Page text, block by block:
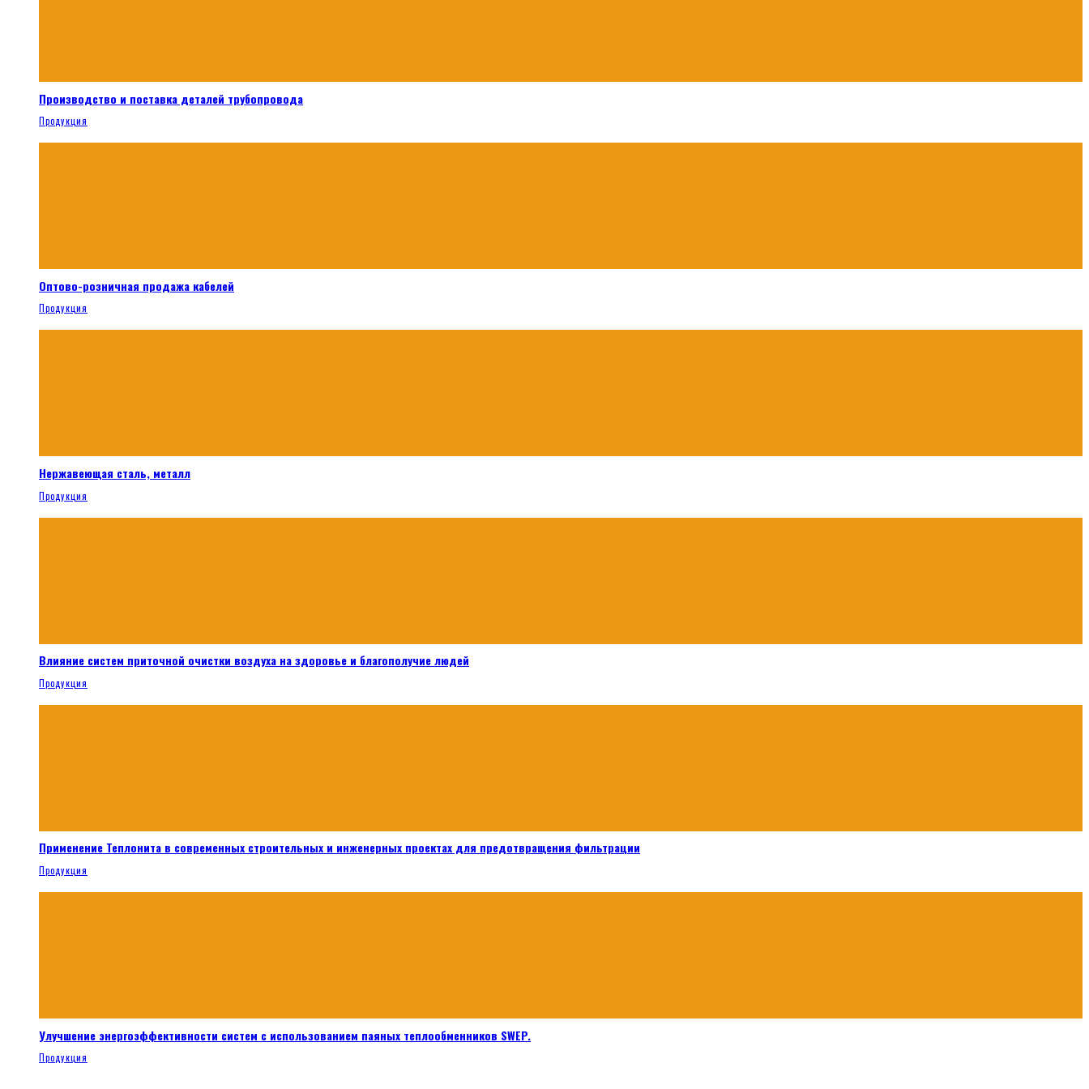
Производство и поставка деталей трубопровода
Продукция
Оптово-розничная продажа кабелей
Продукция
Нержавеющая сталь, металл
Продукция
Влияние систем приточной очистки воздуха на здоровье и благополучие людей
Продукция
Применение Теплонита в современных строительных и инженерных проектах для предотвращения фильтрации
Продукция
Улучшение энергоэффективности систем с использованием паяных теплообменников SWEP.
Продукция